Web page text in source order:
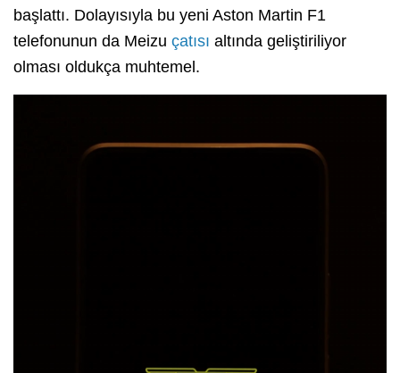
başlattı. Dolayısıyla bu yeni Aston Martin F1
telefonunun da Meizu çatısı altında geliştiriliyor
olması oldukça muhtemel.